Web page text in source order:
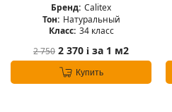
Бренд: Calitex
Тон: Натуральный
Класс: 34 класс
2 750 2 370 i за 1 м2
Купить